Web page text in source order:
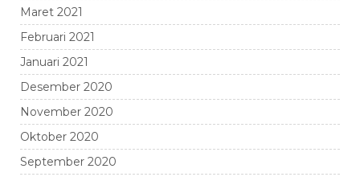
Maret 2021
Februari 2021
Januari 2021
Desember 2020
November 2020
Oktober 2020
September 2020